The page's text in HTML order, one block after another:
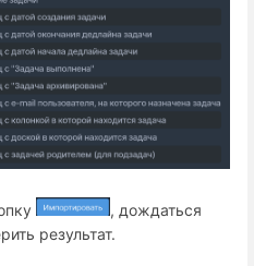
, дождаться
результат.